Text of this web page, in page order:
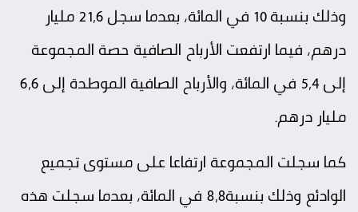
وذلك بنسبة 10 في المائة، بعدما سجل 21,6 مليار
درهم، فيما ارتفعت الأرباح الصافية حصة المجموعة
إلى 5,4 في المائة، والأرباح الصافية الموطدة إلى 6,6
مليار درهم.
كما سجلت المجموعة ارتفاعا على مستوى تجميع
الوادئع وذلك بنسبة8,8 في المائة، بعدما سجلت هذه